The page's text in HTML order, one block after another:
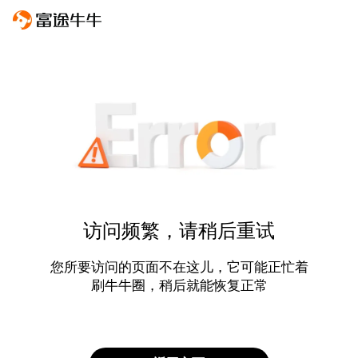
访问频繁，请稍后重试
您所要访问的页面不在这儿，它可能正忙着
刷牛牛圈，稍后就能恢复正常